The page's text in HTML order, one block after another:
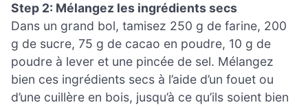
Step 2: Mélangez les ingrédients secs
Dans un grand bol, tamisez 250 g de farine, 200
g de sucre, 75 g de cacao en poudre, 10 g de
poudre à lever et une pincée de sel. Mélangez
bien ces ingrédients secs à l’aide d’un fouet ou
d’une cuillère en bois, jusqu’à ce qu’ils soient bien